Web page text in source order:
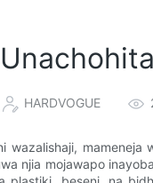
HARDVOGUE
wazalishaji,
njia mojawapo